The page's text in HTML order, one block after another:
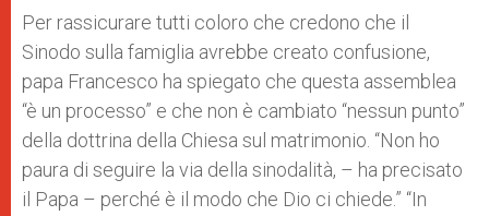
Per rassicurare tutti coloro che credono che il
Sinodo sulla famiglia avrebbe creato confusione,
papa Francesco ha spiegato che questa assemblea
“è un processo” e che non è cambiato “nessun punto”
della dottrina della Chiesa sul matrimonio. “Non ho
paura di seguire la via della sinodalità, – ha precisato
il Papa – perché è il modo che Dio ci chiede.” “In